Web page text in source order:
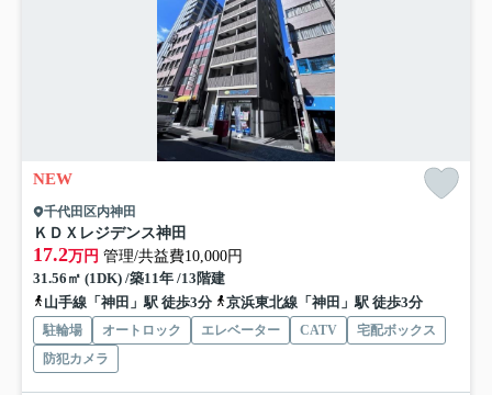
NEW
千代田区内神田
ＫＤＸレジデンス神田
17.2万円 管理/共益費10,000円
31.56㎡ (1DK) /築11年 /13階建
山手線「神田」駅 徒歩3分
京浜東北線「神田」駅 徒歩3分
駐輪場 オートロック エレベーター CATV
宅配ボックス
防犯カメラ